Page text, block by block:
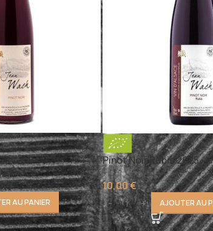
AU PANIER
Pinot Noir Rubis 2025
10,00€
AJOUTER AU